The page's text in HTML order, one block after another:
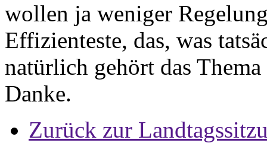
wollen ja weniger
Effizienteste, das, was
natürlich gehört das
Danke.
Zurück zur